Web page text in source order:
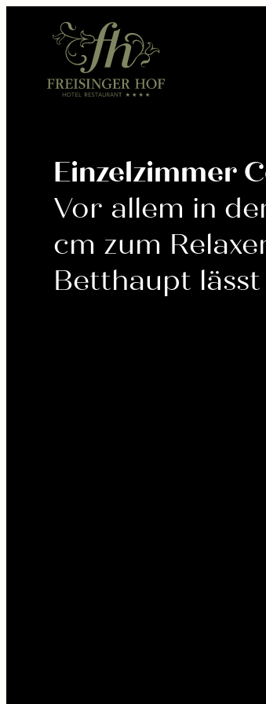
Einzelzimmer
Vor allem in
cm zum
Betthaupt